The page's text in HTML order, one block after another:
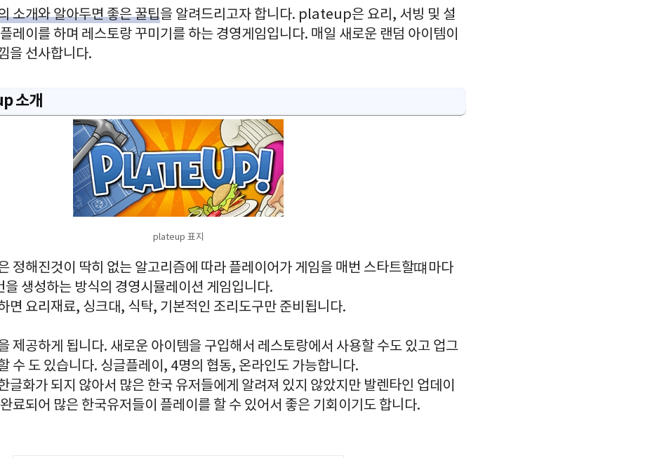
개와 알아두면 좋은 꿀팁을 알려드리고자 합니다. plateup은 요리, 서빙 및 설
레이를 하며 레스토랑 꾸미기를 하는 경영게임입니다. 매일 새로운 랜덤 아이템이
을 선사합니다.
소개
plateup 표지
해진것이 딱히 없는 알고리즘에 따라 플레이어가 게임을 매번 스타트할떄마다
을 생성하는 방식의 경영시뮬레이션 게임입니다.
면 요리재료, 싱크대, 식탁, 기본적인 조리도구만 준비됩니다.
제공하게 됩니다. 새로운 아이템을 구입해서 레스토랑에서 사용할 수도 있고 업그
수 도 있습니다. 싱글플레이, 4명의 협동, 온라인도 가능합니다.
글화가 되지 않아서 많은 한국 유저들에게 알려져 있지 않았지만 발렌타인 업데이
료되어 많은 한국유저들이 플레이를 할 수 있어서 좋은 기회이기도 합니다.